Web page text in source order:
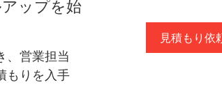
ップを始
、営業担当
もりを入手
見積もり依